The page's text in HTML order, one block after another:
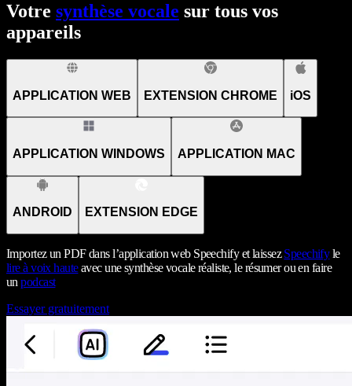
Votre synthèse vocale sur tous vos
appareils
APPLICATION WEB EXTENSION CHROME iOS
APPLICATION WINDOWS APPLICATION MAC
ANDROID EXTENSION EDGE
Importez un PDF dans l’application web Speechify et laissezSpeechifyle
lire à voix hauteavec une synthèse vocale réaliste, le résumer ou en faire
unpodcast
Essayer gratuitement